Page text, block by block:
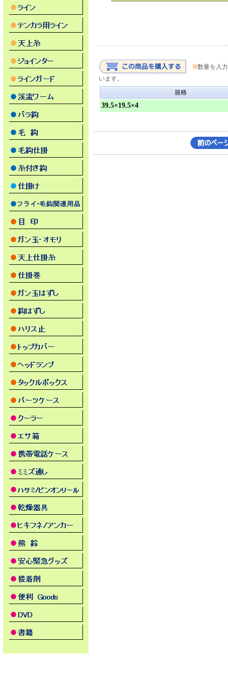
※数量を入
います。
規格
39.5×19.5×4